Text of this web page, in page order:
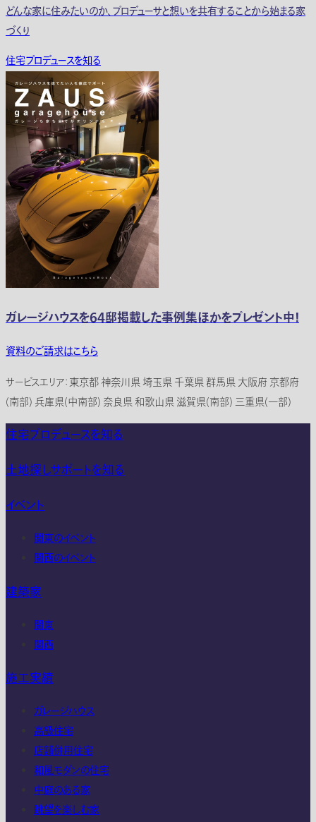
どんな家に住みたいのか、プロデューサと想いを共有することから始まる家
づくり
住宅プロデュースを知る
ガレージハウスを64邸掲載した事例集ほかをプレゼント中！
資料のご請求はこちら
サービスエリア：東京都 神奈川県 埼玉県 千葉県 群馬県 大阪府 京都府
(南部) 兵庫県(中南部) 奈良県 和歌山県 滋賀県(南部) 三重県(一部)
住宅プロデュースを知る
土地探しサポートを知る
イベント
関東のイベント
関西のイベント
建築家
関東
関西
施工実績
ガレージハウス
高級住宅
店舗併用住宅
和風モダンの住宅
中庭のある家
眺望を楽しむ家